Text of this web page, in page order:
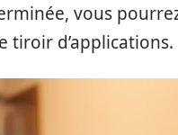
vous
tiroir d’applications.